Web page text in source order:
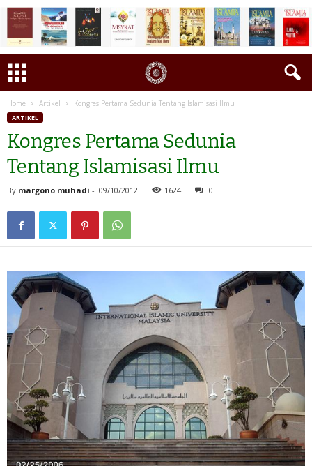
Home Artikel Kongres Pertama Sedunia Tentang Islamisasi Ilmu
ARTIKEL
Kongres Pertama Sedunia
Tentang Islamisasi Ilmu
By margono muhadi - 09/10/2012 1624 0